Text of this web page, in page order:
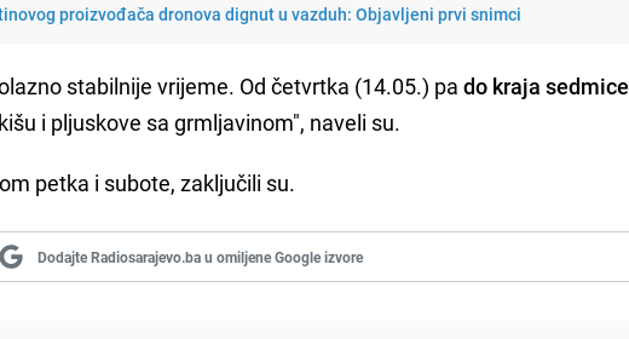
proizvođača dronova dignut u vazduh: Objavljeni prvi snimci
stabilnije vrijeme. Od četvrtka (14.05.) pado kraja sedmice
i pljuskove sa grmljavinom", naveli su.
petka i subote, zaključili su.
Dodajte Radiosarajevo.ba u omiljene Google izvore